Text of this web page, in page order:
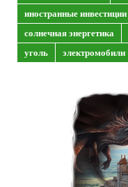
иностранные инвестиции
солнечная энергетика
уголь
электромобили